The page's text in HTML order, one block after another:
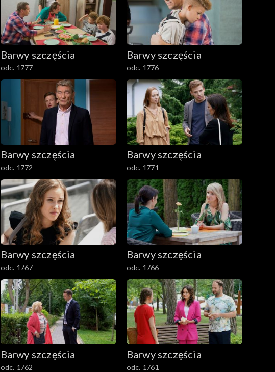
Barwy szczęścia
odc. 1777
Barwy szczęścia
odc. 1776
Barwy szczęścia
odc. 1772
Barwy szczęścia
odc. 1771
Barwy szczęścia
odc. 1767
Barwy szczęścia
odc. 1766
Barwy szczęścia
odc. 1762
Barwy szczęścia
odc. 1761